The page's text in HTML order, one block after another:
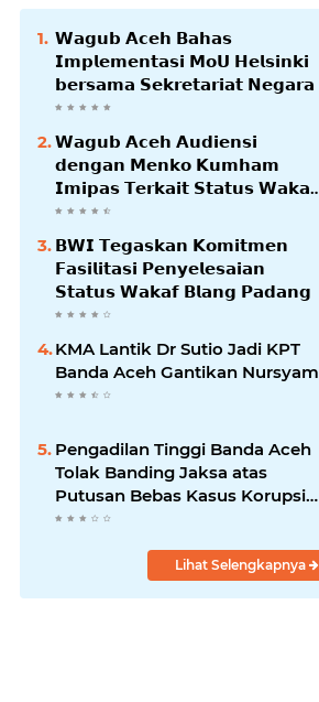
𝗪𝗮𝗴𝘂𝗯 𝗔𝗰𝗲𝗵 𝗕𝗮𝗵𝗮𝘀
𝗜𝗺𝗽𝗹𝗲𝗺𝗲𝗻𝘁𝗮𝘀𝗶 𝗠𝗼𝗨 𝗛𝗲𝗹𝘀𝗶𝗻𝗸𝗶
𝗯𝗲𝗿𝘀𝗮𝗺𝗮 𝗦𝗲𝗸𝗿𝗲𝘁𝗮𝗿𝗶𝗮𝘁 𝗡𝗲𝗴𝗮𝗿𝗮
𝗪𝗮𝗴𝘂𝗯 𝗔𝗰𝗲𝗵 𝗔𝘂𝗱𝗶𝗲𝗻𝘀𝗶
𝗱𝗲𝗻𝗴𝗮𝗻 𝗠𝗲𝗻𝗸𝗼 𝗞𝘂𝗺𝗵𝗮𝗺
𝗜𝗺𝗶𝗽𝗮𝘀 𝗧𝗲𝗿𝗸𝗮𝗶𝘁 𝗦𝘁𝗮𝘁𝘂𝘀 𝗪𝗮𝗸𝗮𝗳
𝗕𝗹𝗮𝗻𝗴𝗽𝗮𝗱𝗮𝗻𝗴
𝗕𝗪𝗜 𝗧𝗲𝗴𝗮𝘀𝗸𝗮𝗻 𝗞𝗼𝗺𝗶𝘁𝗺𝗲𝗻
𝗙𝗮𝘀𝗶𝗹𝗶𝘁𝗮𝘀𝗶 𝗣𝗲𝗻𝘆𝗲𝗹𝗲𝘀𝗮𝗶𝗮𝗻
𝗦𝘁𝗮𝘁𝘂𝘀 𝗪𝗮𝗸𝗮𝗳 𝗕𝗹𝗮𝗻𝗴 𝗣𝗮𝗱𝗮𝗻𝗴
KMA Lantik Dr Sutio Jadi KPT
Banda Aceh Gantikan Nursyam
Pengadilan Tinggi Banda Aceh
Tolak Banding Jaksa atas
Putusan Bebas Kasus Korupsi
Wastafel
Lihat Selengkapnya